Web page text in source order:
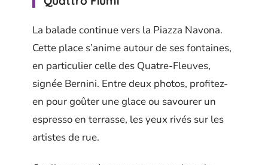
La balade continue vers la Piazza Navona.
Cette place s’anime autour de ses fontaines,
en particulier celle des Quatre-Fleuves,
signée Bernini. Entre deux photos, profitez-
en pour goûter une glace ou savourer un
espresso en terrasse, les yeux rivés sur les
artistes de rue.